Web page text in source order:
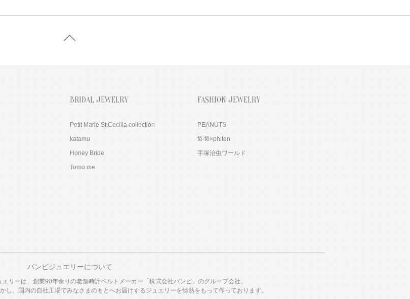
BRIDAL JEWELRY
Petit Marie St.Cecilia collection
katamu
Honey Bride
Tomo me
FASHION JEWELRY
PEANUTS
fē-fē×phiten
手塚治虫ワールド
バンビジュエリーについて
リーは、創業90年余りの老舗時計ベルトメーカー「株式会社バンビ」のグループ会社。
し、国内の自社工場でみなさまのもとへお届けするジュエリーを情熱をもって作っております。